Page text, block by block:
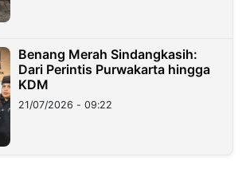
Benang Merah Sindangkasih:
Dari Perintis Purwakarta hingga
KDM
21/07/2026 - 09:22